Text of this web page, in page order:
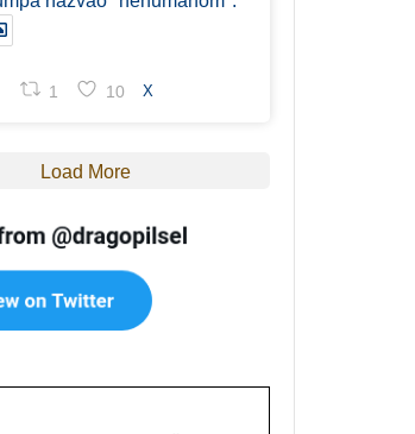
1 10 X
Load More